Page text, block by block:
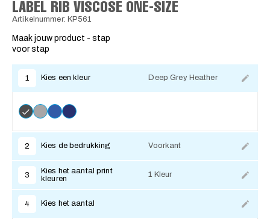
LABEL RIB VISCOSE ONE-SIZE
Artikelnummer: KP561
Maak jouw product - stap
voor stap
1 Kies een kleur Deep Grey Heather
2 Kies de bedrukking Voorkant
3
Kies het aantal print
kleuren
1 Kleur
4 Kies het aantal